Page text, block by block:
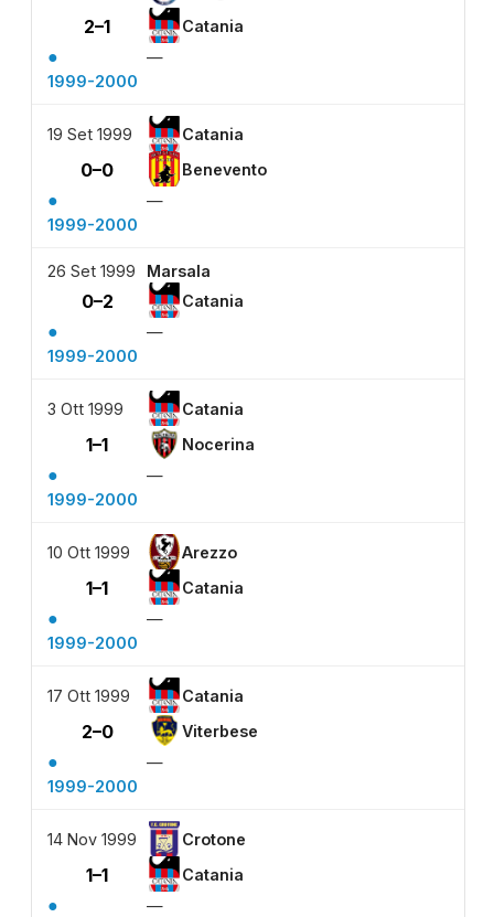
2–1 Catania
●
—
1999-2000
19 Set 1999 Catania
0–0 Benevento
●
—
1999-2000
26 Set 1999 Marsala
0–2 Catania
●
—
1999-2000
3 Ott 1999 Catania
1–1 Nocerina
●
—
1999-2000
10 Ott 1999 Arezzo
1–1 Catania
●
—
1999-2000
17 Ott 1999 Catania
2–0 Viterbese
●
—
1999-2000
14 Nov 1999 Crotone
1–1 Catania
●
—